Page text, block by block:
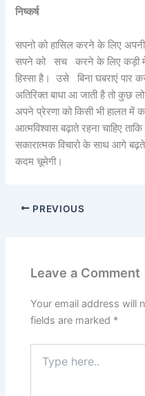
निष्कर्ष
सपनो को हासिल करने के लिए
सपने को सच करने के लिए कड़ी
हिस्सा है। उसे बिना घबराएं पार
अतिरिक्त बाधा आ जाती है तो कुछ
अपने प्रेरणा को किसी भी हालत में
आत्मविश्वास बढ़ाते रहना चाहिए
सकारात्मक विचारो के साथ आगे
कदम चूमेगी।
PREVIOUS
Leave a Comment
Your email address will
fields are marked *
here..